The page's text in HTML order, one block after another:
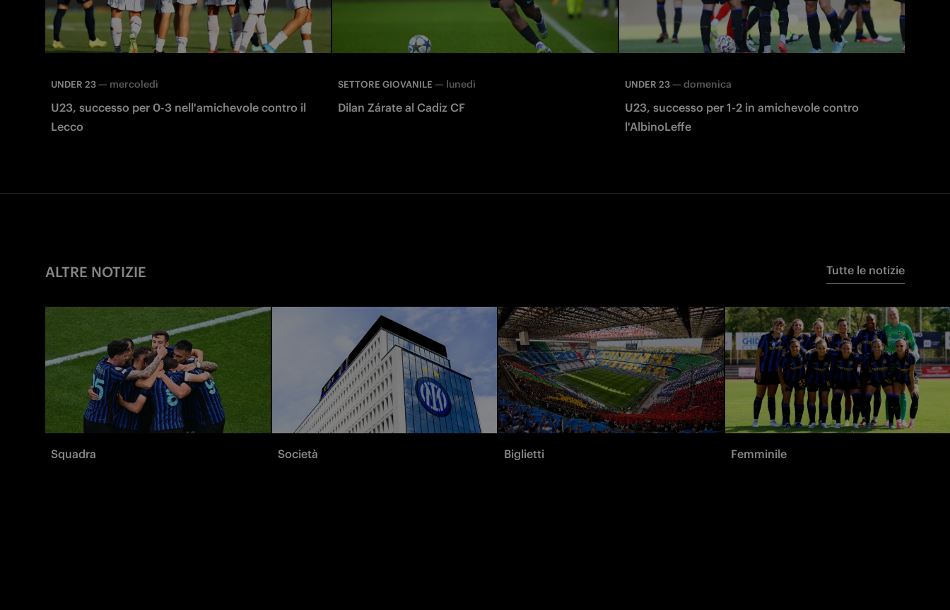
UNDER 23 — mercoledì
U23, successo per 0-3 nell'amichevole contro il
Lecco
SETTORE GIOVANILE — lunedì
Dilan Zárate al Cadiz CF
UNDER 23 — domenica
U23, successo per 1-2 in amichevole contro
l'AlbinoLeffe
ALTRE NOTIZIE Tutte le notizie
Squadra Società Biglietti Femminile